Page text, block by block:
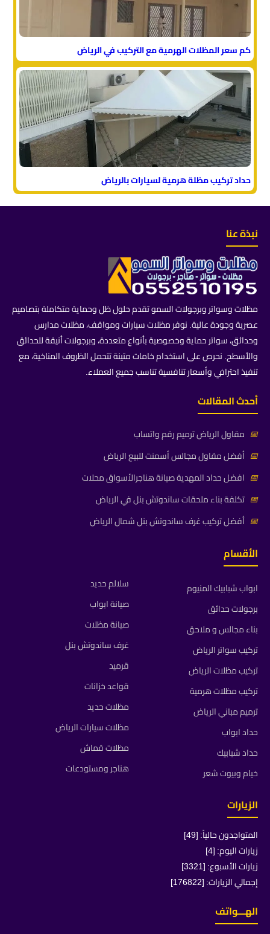
كم سعر المظلات الهرمية مع التركيب في الرياض
حداد تركيب مظلة هرمية لسيارات بالرياض
نبذة عنا
مظلات وسواتر وبرجولات السمو تقدم حلول ظل وحماية متكاملة بتصاميم
عصرية وجودة عالية. نوفر مظلات سيارات ومواقف، مظلات مدارس
وحدائق، سواتر حماية وخصوصية بأنواع متعددة، وبرجولات أنيقة للحدائق
والأسطح. نحرص على استخدام خامات متينة تتحمل الظروف المناخية، مع
تنفيذ احترافي وأسعار تنافسية تناسب جميع العملاء.
أحدث المقالات
📅 مقاول الرياض ترميم رقم واتساب
📅 أفضل مقاول مجالس أسمنت للبيع الرياض
📅 افضل حداد المهدية صيانة هناجرالأسواق محلات
📅 تكلفة بناء ملحقات ساندوتش بنل في الرياض
📅 أفضل تركيب غرف ساندوتش بنل شمال الرياض
الأقسام
ابواب شبابيك المنيوم
برجولات حدائق
بناء مجالس و ملاحق
تركيب سواتر الرياض
تركيب مظلات الرياض
تركيب مظلات هرمية
ترميم مباني الرياض
حداد ابواب
حداد شبابيك
خيام وبيوت شعر
سلالم حديد
صيانة ابواب
صيانة مظلات
غرف ساندوتش بنل
قرميد
قواعد خزانات
مظلات حديد
مظلات سيارات الرياض
مظلات قماش
هناجر ومستودعات
الزيارات
المتواجدون حالياً: [49]
زيارات اليوم: [4]
زيارات الأسبوع: [3321]
إجمالي الزيارات: [176822]
الهـــواتف